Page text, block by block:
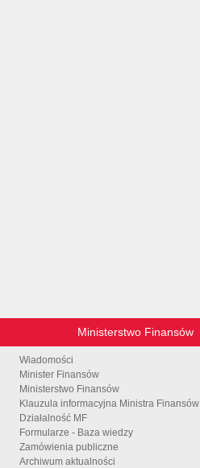
Ministerstwo Finansów
Wiadomości
Minister Finansów
Ministerstwo Finansów
Klauzula informacyjna Ministra Finansów
Działalność MF
Formularze - Baza wiedzy
Zamówienia publiczne
Archiwum aktualności